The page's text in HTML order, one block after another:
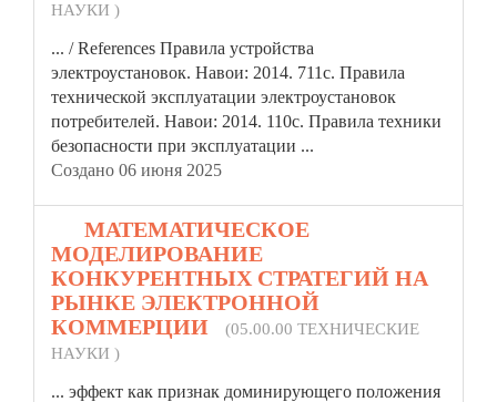
НАУКИ )
... / References Правила устройства
электроустановок. Навои: 2014. 711с. Правила
технической эксплуатации электроустановок
потребителей. Навои: 2014. 110с. Правила техники
безопасности при эксплуатации ...
Создано 06 июня 2025
МАТЕМАТИЧЕСКОЕ
МОДЕЛИРОВАНИЕ
КОНКУРЕНТНЫХ СТРАТЕГИЙ НА
РЫНКЕ ЭЛЕКТРОННОЙ
КОММЕРЦИИ
(05.00.00 ТЕХНИЧЕСКИЕ
НАУКИ )
... эффект как признак доминирующего положения